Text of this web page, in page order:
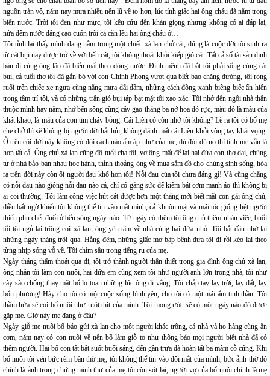
nguồn tràn vô, năm nay mưa nhiều nên lũ về to hơn, lúc tỉnh giấc hai ông cháu đã nằm trong
biển nước. Trời tối đen như mực, tôi kêu cứu đến khản giọng nhưng không có ai đáp lại,
nửa đêm nước dâng cao cuốn trôi cả căn lều hai ông cháu ở…
Tôi tỉnh lại thấy mình đang nằm trong một chiếc xà lan chở cát, đúng là cuộc đời tôi sinh ra
từ cát bụi nay được trở về với bến cát, tôi không thoát khỏi kiếp gió cát. Tất cả số tài sản định
bán đi cùng ông lão đã biến mất theo dòng nước. Định mệnh đã bắt tôi phải sống cùng cát
bụi, cả tuổi thơ tôi đã gắn bó với con Chinh Phong vượt qua biết bao chặng đường, tôi rong
ruổi trên chiếc xe ngựa cùng nắng mưa dãi dầm, những cách đồng xanh biêng biếc ẩn hiện
trong tâm trí tôi, và có những trận gió bụi táp bạt mặt tôi xao xác. Tôi nhớ đến ngôi nhà thân
thuộc mình hay nằm, nhớ bến sông cùng cây gạo tháng ba nở hoa đỏ rực, màu đỏ là màu của
khát khao, là máu của con tim cháy bỏng. Cái Liên có còn nhớ tôi không? Lẽ ra tôi có bố mẹ
che chở thì sẽ không bị người đời hắt hủi, không đánh mất cái Liên khỏi vòng tay khát vọng.
Ở trên cõi đời này không có đôi cách nào ấm áp như của mẹ, dù đói dù no thì tình mẹ vẫn là
hơn tất cả. Ông chủ xà lan cũng độ tuổi cha tôi, vợ ông mất để lại hai đứa con thơ dại, chúng
tự ở nhà bảo ban nhau học hành, thỉnh thoảng ông về mua sắm đồ cho chúng sinh sống, hóa
ra trên đời này còn ối người đau khổ hơn tôi! Nỗi đau của tôi chưa đáng gì! Và cũng chẳng
có nỗi đau nào giống nỗi đau nào cả, chỉ có gắng sức để kiếm bát cơm manh áo thì không bị
ai coi thường. Tôi làm công việc hút cát được hơn một tháng mới biết mặt con gái ông chủ,
điều bất ngờ khiến tôi không thể tin vào mắt mình, cả khuôn mặt và mái tóc giống hệt người
thiếu phụ chết đuối ở bến sông ngày nào. Từ ngày có thêm tôi ông chủ thêm nhàn việc, buổi
tối tôi ngủ lại trông coi xà lan, ông yên tâm về nhà cùng hai đứa nhỏ. Tôi bắt đầu nhớ lại
những ngày tháng trôi qua. Hằng đêm, những giấc mơ bập bềnh đưa tôi đi rồi kéo lại theo
từng nhịp sóng vỗ về. Tôi chìm sâu trong tiếng ru của mẹ.
Ngày tháng thấm thoát qua đi, tôi trở thành người thân thiết trong gia đình ông chủ xà lan,
ông nhận tôi làm con nuôi, hai đứa em cũng xem tôi như người anh lớn trong nhà, tôi như
cây sào chống thay mặt bố lo toan những lúc ông đi vắng. Tôi chắp tay lạy trời, lạy đất, lạy
bốn phương! Hãy cho tôi có một cuộc sống bình yên, cho tôi có một mái ấm tinh thần. Tôi
thầm hứa sẽ coi bố nuôi như ruột thịt của mình. Tôi mong ước sẽ có một ngày nào đó được
gặp mẹ. Giờ này mẹ đang ở đâu?
Ngày giỗ mẹ nuôi bố bảo gửi xà lan cho một người khác trông, cả nhà và họ hàng cùng ăn
cơm, năm nay có con nuôi về nên bố làm giỗ to như thông báo mọi người biết nhà đã có
thêm người. Hai bố con tất bật suốt buổi sáng, đến gần trưa đã hoàn tất ba mâm cỗ cúng. Khi
bố nuôi tôi vén bức rèm bàn thờ mẹ, tôi không thể tin vào đôi mắt của mình, bức ảnh thờ đó
chính là ảnh trong chứng minh thư của mẹ tôi còn sót lại, người vợ của bố nuôi chính là mẹ